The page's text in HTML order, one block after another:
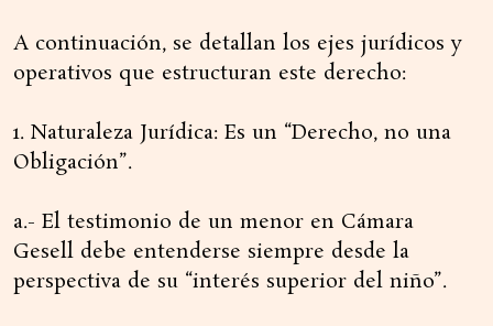
A continuación, se detallan los ejes jurídicos y
operativos que estructuran este derecho:
1. Naturaleza Jurídica: Es un “Derecho, no una
Obligación”.
a.- El testimonio de un menor en Cámara
Gesell debe entenderse siempre desde la
perspectiva de su “interés superior del niño”.